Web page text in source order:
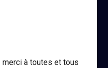
à toutes et tous